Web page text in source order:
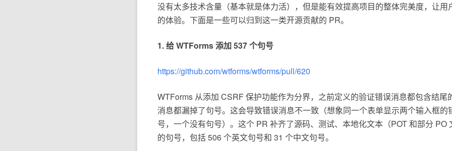
没有太多技术含量（基本就是体力活），但是能有效提高项目的整体完美度，让用
的体验。下面是一些可以归到这一类开源贡献的 PR。
1. 给 WTForms 添加 537 个句号
https://github.com/wtforms/wtforms/pull/620
WTForms 从添加 CSRF 保护功能作为分界，之前定义的验证错误消息都包含结尾
消息都漏掉了句号。这会导致错误消息不一致（想象同一个表单显示两个输入框的
号，一个没有句号）。这个 PR 补齐了源码、测试、本地化文本（POT 和部分 PO
的句号，包括 506 个英文句号和 31 个中文句号。